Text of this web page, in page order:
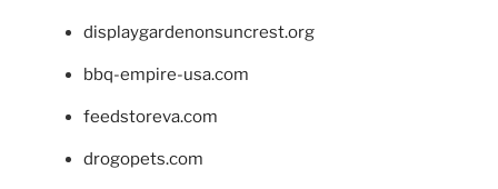
displaygardenonsuncrest.org
bbq-empire-usa.com
feedstoreva.com
drogopets.com